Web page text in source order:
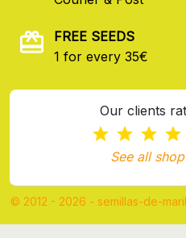
FREE SEEDS
1 for every 35€
Our clients
See all
© 2012 - 2026 - semillas-de-